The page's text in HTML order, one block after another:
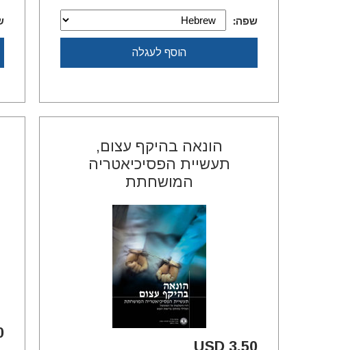
שפה:
הוסף לעגלה
הונאה בהיקף עצום,
תעשיית הפסיכיאטריה
המושחתת
3.50 USD